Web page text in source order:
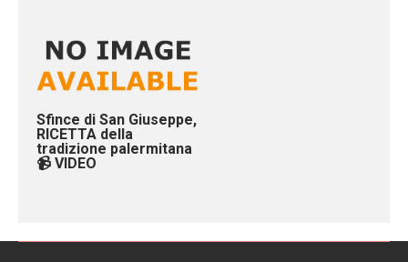
Sfince di San Giuseppe,
RICETTA della
tradizione palermitana
📹 VIDEO